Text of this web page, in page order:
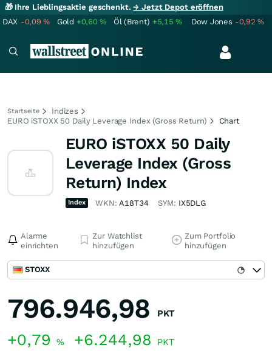
🎁 Ihre Lieblingsaktie geschenkt.→ Jetzt Depot eröffnen
DAX -0,09% Gold +0,60% Öl (Brent) +5,15% Dow Jones -0,92%
Startseite
Indizes
EURO iSTOXX 50 Daily Leverage Index (Gross Return)
Chart
EURO iSTOXX 50 Daily
Leverage Index (Gross
Return) Index
Index WKN:A18T34 SYM: IX5DLG
Alarme
einrichten
Zur Watchlist
hinzufügen
Zum Portfolio
hinzufügen
STOXX
796.946,98 PKT
+0,79 % +6.244,98 PKT